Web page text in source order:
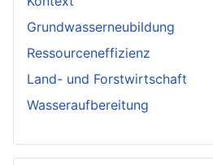
Grundwasserneubildung
Ressourceneffizienz
Land- und Forstwirtschaft
Wasseraufbereitung